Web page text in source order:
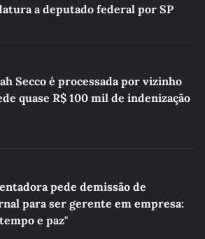
a deputado federal por SP
Secco é processada por vizinho
quase R$ 100 mil de indenização
pede demissão de
para ser gerente em empresa:
e paz"